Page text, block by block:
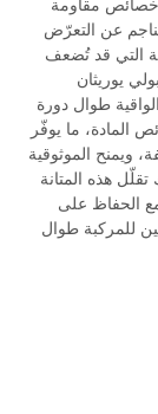
خصائص مقاومة
عن التعرّض
التي قد تُضعف
يوريثان
طوال دورة
المادة، ما يوفّر
ويمنح الموثوقية
هذه المتانة
مع الحفاظ على
للمركبة طوال